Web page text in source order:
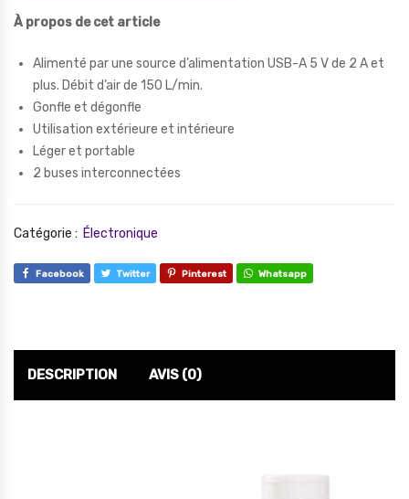
À propos de cet article
Alimenté par une source d’alimentation USB-A 5 V de 2 A et
plus. Débit d’air de 150 L/min.
Gonfle et dégonfle
Utilisation extérieure et intérieure
Léger et portable
2 buses interconnectées
Catégorie : Électronique
Facebook Twitter Pinterest Whatsapp
DESCRIPTION AVIS (0)